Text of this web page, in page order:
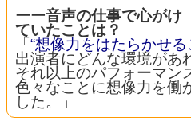
ーー音声の仕事で心がけ
ていたことは？
「“想像力をはたらかせる
出演者にどんな環境があ
それ以上のパフォーマン
色々なことに想像力を働
した。」